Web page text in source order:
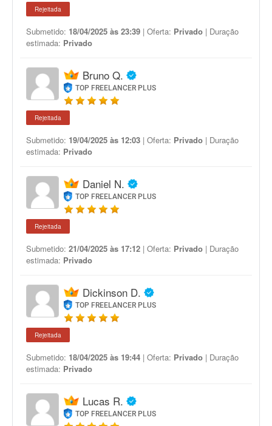
Rejeitada
Submetido: 18/04/2025 às 23:39 | Oferta: Privado | Duração
estimada: Privado
Bruno Q.
TOP FREELANCER PLUS
Rejeitada
Submetido: 19/04/2025 às 12:03 | Oferta: Privado | Duração
estimada: Privado
Daniel N.
TOP FREELANCER PLUS
Rejeitada
Submetido: 21/04/2025 às 17:12 | Oferta: Privado | Duração
estimada: Privado
Dickinson D.
TOP FREELANCER PLUS
Rejeitada
Submetido: 18/04/2025 às 19:44 | Oferta: Privado | Duração
estimada: Privado
Lucas R.
TOP FREELANCER PLUS